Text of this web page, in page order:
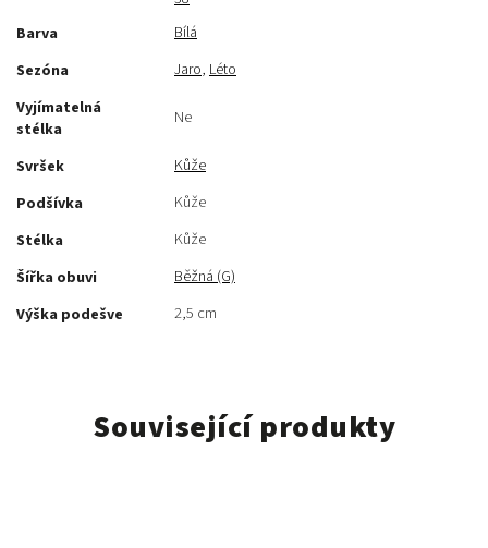
Barva
Bílá
Sezóna
Jaro, Léto
Vyjímatelná
stélka
Ne
Svršek
Kůže
Podšívka
Kůže
Stélka
Kůže
Šířka obuvi
Běžná (G)
Výška podešve
2,5 cm
Související produkty